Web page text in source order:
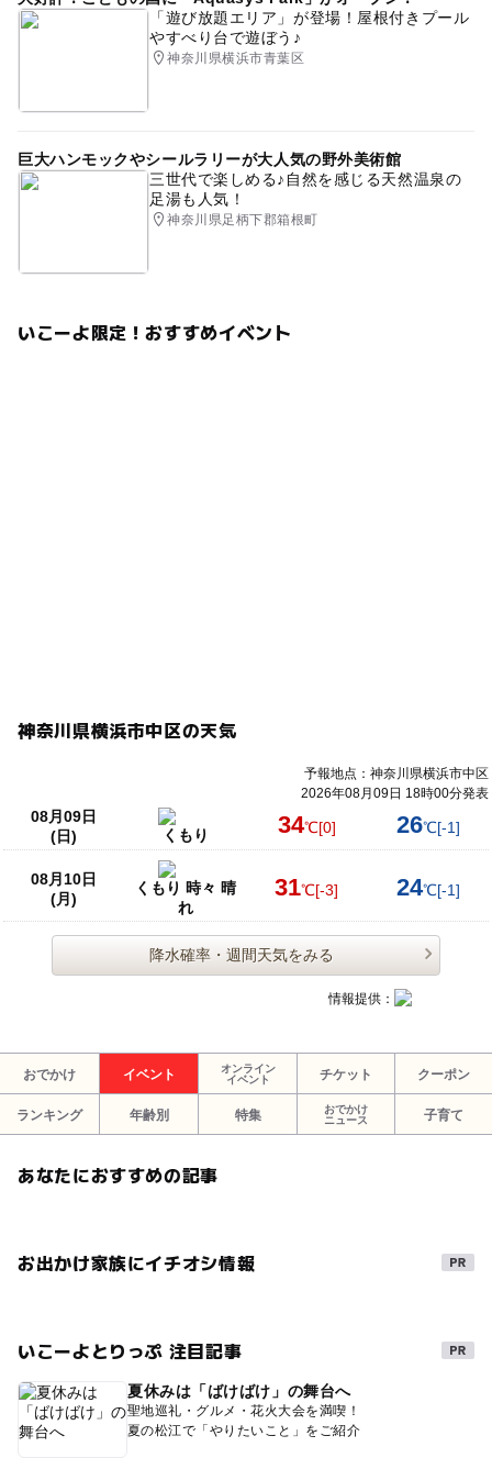
「遊び放題エリア」が登場！屋根付きプール
やすべり台で遊ぼう♪
神奈川県横浜市青葉区
巨大ハンモックやシールラリーが大人気の野外美術館
三世代で楽しめる♪自然を感じる天然温泉の
足湯も人気！
神奈川県足柄下郡箱根町
いこーよ限定！おすすめイベント
神奈川県横浜市中区の天気
予報地点：神奈川県横浜市中区
2026年08月09日 18時00分発表
08月09日
(日)
くもり 34℃[0] 26℃[-1]
08月10日
(月)
くもり 時々 晴
れ
31℃[-3] 24℃[-1]
降水確率・週間天気をみる
情報提供：
おでかけ イベント
オンライン
イベント
チケット クーポン
ランキング 年齢別 特集
おでかけ
ニュース
子育て
あなたにおすすめの記事
お出かけ家族にイチオシ情報
いこーよとりっぷ 注目記事
夏休みは「ばけばけ」の舞台へ
聖地巡礼・グルメ・花火大会を満喫！
夏の松江で「やりたいこと」をご紹介